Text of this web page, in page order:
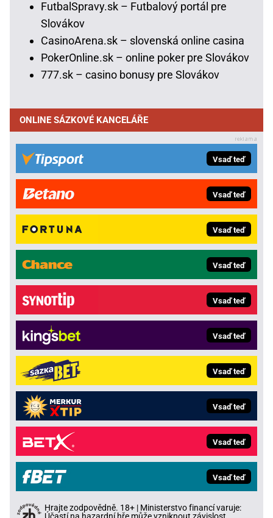
FutbalSpravy.sk – Futbalový portál pre
Slovákov
CasinoArena.sk – slovenská online casina
PokerOnline.sk – online poker pre Slovákov
777.sk – casino bonusy pre Slovákov
ONLINE SÁZKOVÉ KANCELÁŘE
Vsaď teď
Vsaď teď
Vsaď teď
Vsaď teď
Vsaď teď
Vsaď teď
Vsaď teď
Vsaď teď
Vsaď teď
Vsaď teď
Hrajte zodpovědně. 18+ | Ministerstvo financí varuje: